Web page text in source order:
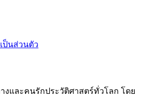
ป็นส่วนตัว
งและคนรักประวัติศาสตร์ทั่วโลก โดย